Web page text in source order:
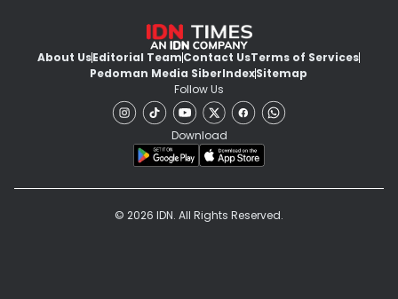
About UsEditorial TeamContact UsTerms of Services
Pedoman Media SiberIndexSitemap
Follow Us
Download
© 2026 IDN. All Rights Reserved.